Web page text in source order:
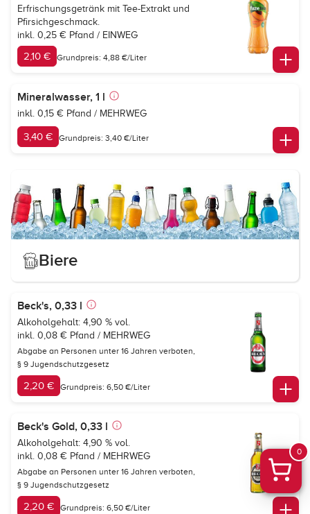
Erfrischungsgetränk mit Tee-Extrakt und
Pfirsichgeschmack.
inkl. 0,25 € Pfand / EINWEG
2,10 € Grundpreis: 4,88 €/Liter
Mineralwasser, 1 l
inkl. 0,15 € Pfand / MEHRWEG
3,40 € Grundpreis: 3,40 €/Liter
Biere
Beck's, 0,33 l
Alkoholgehalt: 4,90 % vol.
inkl. 0,08 € Pfand / MEHRWEG
Abgabe an Personen unter 16 Jahren verboten,
§ 9 Jugendschutzgesetz
2,20 € Grundpreis: 6,50 €/Liter
Beck's Gold, 0,33 l
Alkoholgehalt: 4,90 % vol.
inkl. 0,08 € Pfand / MEHRWEG
Abgabe an Personen unter 16 Jahren verboten,
§ 9 Jugendschutzgesetz
2,20 € Grundpreis: 6,50 €/Liter
0